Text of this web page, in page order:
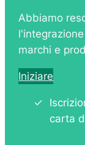
Abbiamo
marchi e
Iniziare
carta